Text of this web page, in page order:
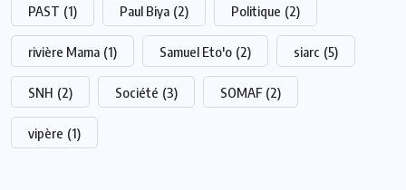
PAST (1) Paul Biya (2) Politique (2)
rivière Mama (1) Samuel Eto'o (2) siarc (5)
SNH (2) Société (3) SOMAF (2)
vipère (1)